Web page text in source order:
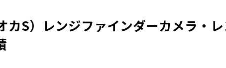
カS）レンジファインダーカメラ・